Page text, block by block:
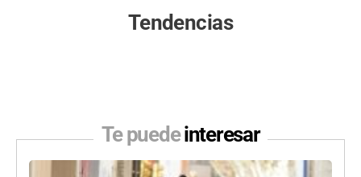
Tendencias
Te puedeinteresar